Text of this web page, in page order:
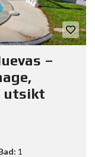
–
utsikt
1